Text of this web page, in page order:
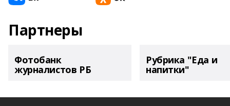
Партнеры
Фотобанк
журналистов РБ
Рубрика "Еда и
напитки"